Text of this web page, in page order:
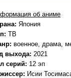
об аниме
Япония
ТВ
военное, драма,
выхода: 2021
серий: 12 эп
Исии